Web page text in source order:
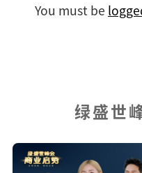
You must be
绿盛世